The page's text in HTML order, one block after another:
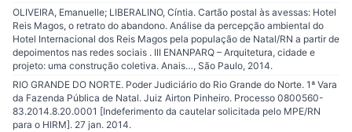
OLIVEIRA, Emanuelle; LIBERALINO, Cíntia. Cartão postal às avessas: Hotel
Reis Magos, o retrato do abandono. Análise da percepção ambiental do
Hotel Internacional dos Reis Magos pela população de Natal/RN a partir de
depoimentos nas redes sociais . III ENANPARQ – Arquitetura, cidade e
projeto: uma construção coletiva. Anais…, São Paulo, 2014.
RIO GRANDE DO NORTE. Poder Judiciário do Rio Grande do Norte. 1ª Vara
da Fazenda Pública de Natal. Juiz Airton Pinheiro. Processo 0800560-
83.2014.8.20.0001 [Indeferimento da cautelar solicitada pelo MPE/RN
para o HIRM]. 27 jan. 2014.